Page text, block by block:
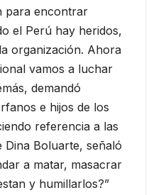
para encontrar
el Perú hay heridos,
organización. Ahora
vamos a luchar
demandó
e hijos de los
referencia a las
Dina Boluarte, señaló
a matar, masacrar
y humillarlos?”